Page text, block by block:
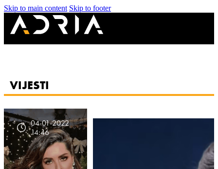
Skip to main content Skip to footer
VIJESTI
04-01-2022
14:46